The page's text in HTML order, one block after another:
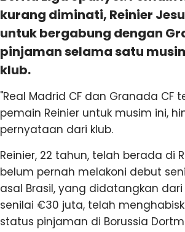
kurang diminati, Reinier
untuk bergabung dengan
pinjaman selama satu
klub.
"Real Madrid CF dan Granada
pemain Reinier untuk musim ini,
pernyataan dari klub.
Reinier, 22 tahun, telah berada di
belum pernah melakoni debut
asal Brasil, yang didatangkan
senilai €30 juta, telah
status pinjaman di Borussia